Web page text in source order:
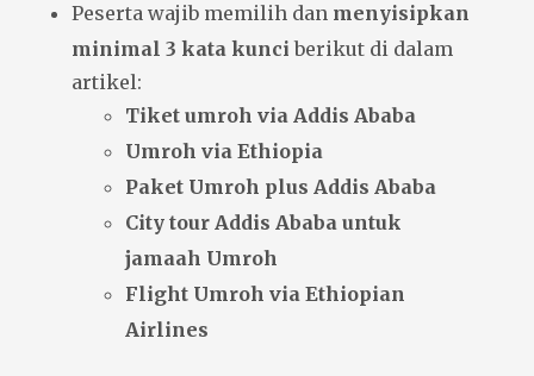
Peserta wajib memilih dan menyisipkan
minimal 3 kata kunci berikut di dalam
artikel:
Tiket umroh via Addis Ababa
Umroh via Ethiopia
Paket Umroh plus Addis Ababa
City tour Addis Ababa untuk
jamaah Umroh
Flight Umroh via Ethiopian
Airlines